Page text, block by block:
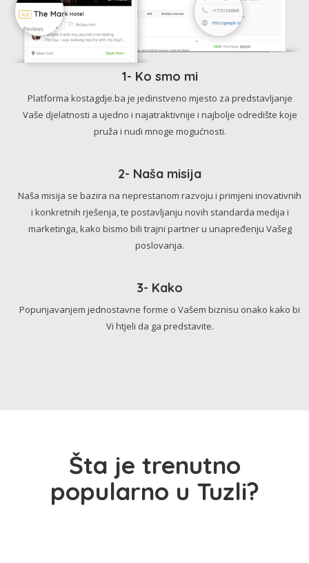
1- Ko smo mi
Platforma kostagdje.ba je jedinstveno mjesto za predstavljanje
Vaše djelatnosti a ujedno i najatraktivnije i najbolje odredište koje
pruža i nudi mnoge mogućnosti.
2- Naša misija
Naša misija se bazira na neprestanom razvoju i primjeni inovativnih
i konkretnih rješenja, te postavljanju novih standarda medija i
marketinga, kako bismo bili trajni partner u unapređenju Vašeg
poslovanja.
3- Kako
Popunjavanjem jednostavne forme o Vašem biznisu onako kako bi
Vi htjeli da ga predstavite.
Šta je trenutno
popularno u Tuzli?